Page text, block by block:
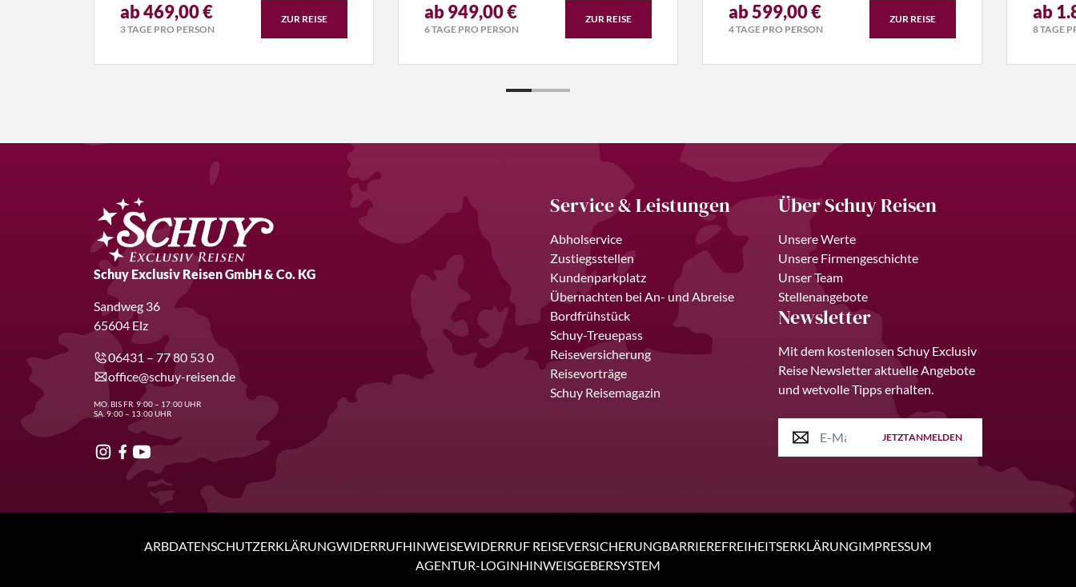
ab 469,00 €
3 TAGE PRO PERSON
ZUR REISE ab 949,00 €
6 TAGE PRO PERSON
ZUR REISE ab 599,00 €
4 TAGE PRO PERSON
ZUR REISE ab
8 TAGE
Schuy Exclusiv Reisen GmbH & Co. KG
Sandweg 36
65604 Elz
06431 – 77 80 53 0
office@schuy-reisen.de
MO. BIS FR. 9:00 – 17:00 UHR
SA. 9:00 – 13:00 UHR
Service & Leistungen
Abholservice
Zustiegsstellen
Kundenparkplatz
Übernachten bei An- und Abreise
Bordfrühstück
Schuy-Treuepass
Reiseversicherung
Reisevorträge
Schuy Reisemagazin
Über Schuy Reisen
Unsere Werte
Unsere Firmengeschichte
Unser Team
Stellenangebote
Newsletter
Mit dem kostenlosen Schuy Exclusiv
Reise Newsletter aktuelle Angebote
und wetvolle Tipps erhalten.
JETZTANMELDEN
ARBDATENSCHUTZERKLÄRUNGWIDERRUFHINWEISEWIDERRUF REISEVERSICHERUNGBARRIEREFREIHEITSERKLÄRUNGIMPRESSUM
AGENTUR-LOGINHINWEISGEBERSYSTEM